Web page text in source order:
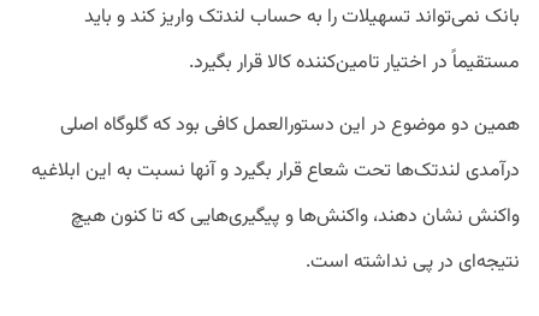
بانک نمی‌تواند تسهیلات را به حساب لندتک واریز کند و باید
مستقیماً در اختیار تامین‌کننده کالا قرار بگیرد.
همین دو موضوع در این دستورالعمل کافی بود که گلوگاه اصلی
درآمدی لندتک‌ها تحت شعاع قرار بگیرد و آنها نسبت به این ابلاغیه
واکنش نشان دهند، واکنش‌ها و پیگیری‌هایی که تا کنون هیچ
نتیجه‌ای در پی نداشته است.